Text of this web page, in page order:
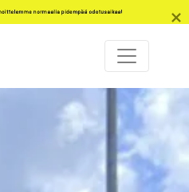
normaalia pidempää odotusaikaa!